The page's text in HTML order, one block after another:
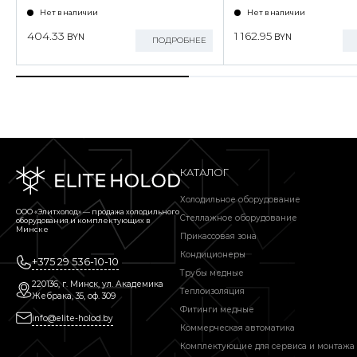
Нет в наличии
404.33 BYN ПОДРОБНЕЕ
Нет в наличии
1 162.95 BYN
ООО «Элитхолод» ― продажа холодильного
оборудования и комплектующих в
Минске
+375 29 536-10-10
220136, г. Минск, ул. Академика
Жебрака, 35, оф. 309
info@elite-holod.by
КАТАЛОГ
Холодильное оборудование
Стеллажное оборудование
Прикассовая зона
Кондиционеры
Трубы медные
Теплоизоляция
Фитинги медные
Коммерческая автоматика
Комплектующие для сервиса и монтажа